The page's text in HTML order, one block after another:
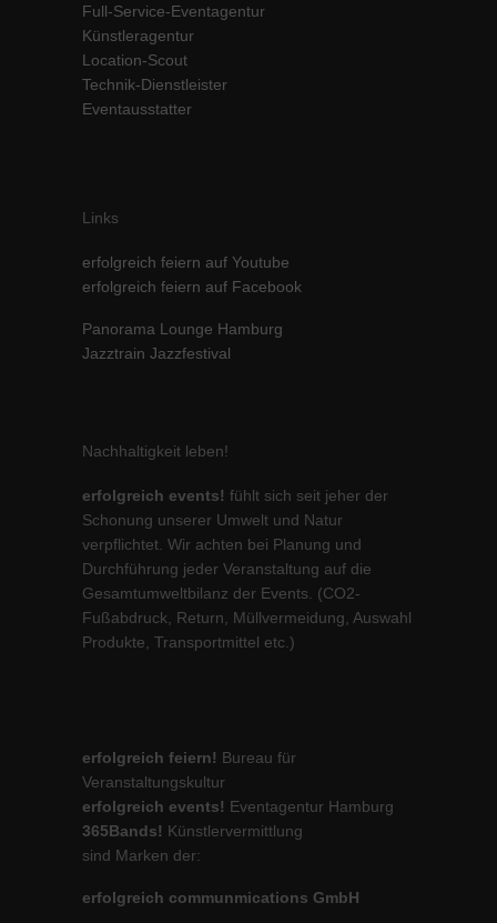
Full-Service-Eventagentur
Künstleragentur
Location-Scout
Technik-Dienstleister
Eventausstatter
Links
erfolgreich feiern auf Youtube
erfolgreich feiern auf Facebook
Panorama Lounge Hamburg
Jazztrain Jazzfestival
Nachhaltigkeit leben!
erfolgreich events! fühlt sich seit jeher der
Schonung unserer Umwelt und Natur
verpflichtet. Wir achten bei Planung und
Durchführung jeder Veranstaltung auf die
Gesamtumweltbilanz der Events. (CO2-
Fußabdruck, Return, Müllvermeidung, Auswahl
Produkte, Transportmittel etc.)
erfolgreich feiern! Bureau für
Veranstaltungskultur
erfolgreich events! Eventagentur Hamburg
365Bands! Künstlervermittlung
sind Marken der:
erfolgreich communmications GmbH